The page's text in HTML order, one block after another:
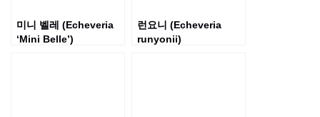
미니 벨레 (Echeveria
‘Mini Belle’)
런요니 (Echeveria
runyonii)